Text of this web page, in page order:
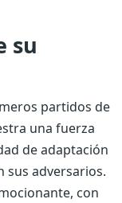
su
partidos de
una fuerza
de adaptación
sus adversarios.
con